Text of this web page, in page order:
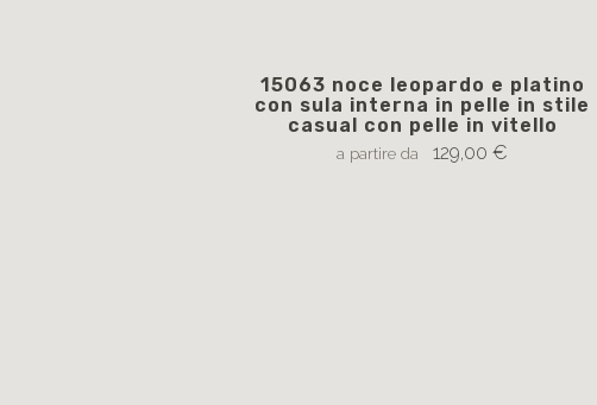
15063 noce leopardo e platino
con sula interna in pelle in stile
casual con pelle in vitello
a partire da 129,00 €